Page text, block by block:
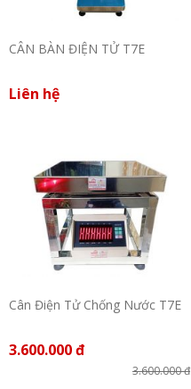
CÂN BÀN ĐIỆN TỬ T7E
Liên hệ
Cân Điện Tử Chống Nước T7E
3.600.000 đ
3.600.000 đ